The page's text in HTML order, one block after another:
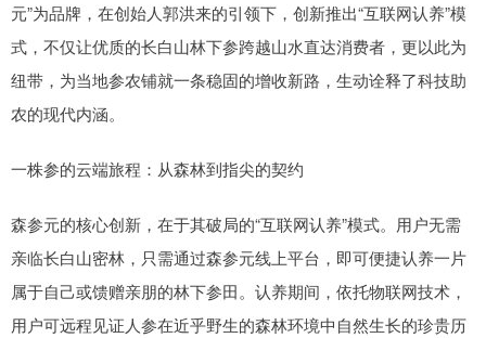
元”为品牌，在创始人郭洪来的引领下，创新推出“互联网认养”模
式，不仅让优质的长白山林下参跨越山水直达消费者，更以此为
纽带，为当地参农铺就一条稳固的增收新路，生动诠释了科技助
农的现代内涵。
一株参的云端旅程：从森林到指尖的契约
森参元的核心创新，在于其破局的“互联网认养”模式。用户无需
亲临长白山密林，只需通过森参元线上平台，即可便捷认养一片
属于自己或馈赠亲朋的林下参田。认养期间，依托物联网技术，
用户可远程见证人参在近乎野生的森林环境中自然生长的珍贵历